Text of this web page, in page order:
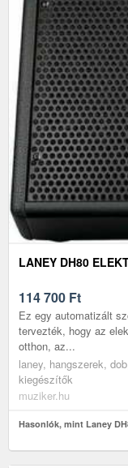
LANEY DH80
114 700 Ft
Ez egy automatizált
tervezték, hogy az
otthon, az...
laney, hangszerek,
kiegészítők
muziker.hu
Hasonlók, mint Laney